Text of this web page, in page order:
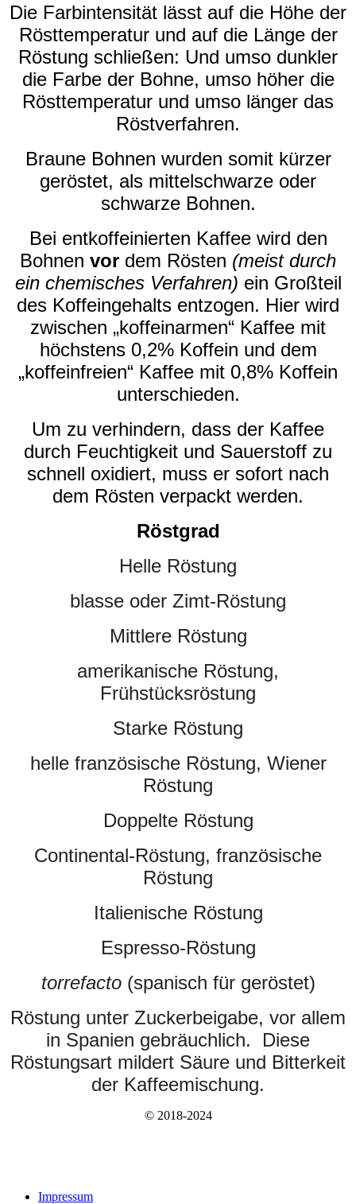
Die Farbintensität lässt auf die Höhe der
Rösttemperatur und auf die Länge der
Röstung schließen: Und umso dunkler
die Farbe der Bohne, umso höher die
Rösttemperatur und umso länger das
Röstverfahren.
Braune Bohnen wurden somit kürzer
geröstet, als mittelschwarze oder
schwarze Bohnen.
Bei entkoffeinierten Kaffee wird den
Bohnen vor dem Rösten (meist durch
ein chemisches Verfahren) ein Großteil
des Koffeingehalts entzogen. Hier wird
zwischen „koffeinarmen“ Kaffee mit
höchstens 0,2% Koffein und dem
„koffeinfreien“ Kaffee mit 0,8% Koffein
unterschieden.
Um zu verhindern, dass der Kaffee
durch Feuchtigkeit und Sauerstoff zu
schnell oxidiert, muss er sofort nach
dem Rösten verpackt werden.
Röstgrad
Helle Röstung
blasse oder Zimt-Röstung
Mittlere Röstung
amerikanische Röstung,
Frühstücksröstung
Starke Röstung
helle französische Röstung, Wiener
Röstung
Doppelte Röstung
Continental-Röstung, französische
Röstung
Italienische Röstung
Espresso-Röstung
torrefacto(spanisch für geröstet)
Röstung unter Zuckerbeigabe, vor allem
in Spanien gebräuchlich. Diese
Röstungsart mildert Säure und Bitterkeit
der Kaffeemischung.
© 2018-2024
Impressum